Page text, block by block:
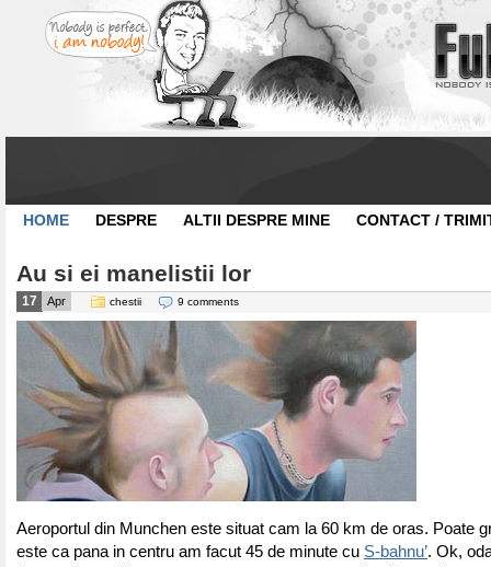
HOME DESPRE ALTII DESPRE MINE CONTACT /
Au si ei manelistii lor
17 Apr chestii 9 comments
Aeroportul din Munchen este situat cam la 60 km de oras. Poate
este ca pana in centru am facut 45 de minute cu S-bahnu’. Ok,